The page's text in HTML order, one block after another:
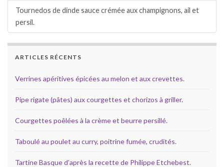
Tournedos de dinde sauce crémée aux champignons, ail et
persil.
ARTICLES RÉCENTS
Verrines apéritives épicées au melon et aux crevettes.
Pipe rigate (pâtes) aux courgettes et chorizos à griller.
Courgettes poêlées à la crème et beurre persillé.
Taboulé au poulet au curry, poitrine fumée, crudités.
Tartine Basque d’après la recette de Philippe Etchebest.